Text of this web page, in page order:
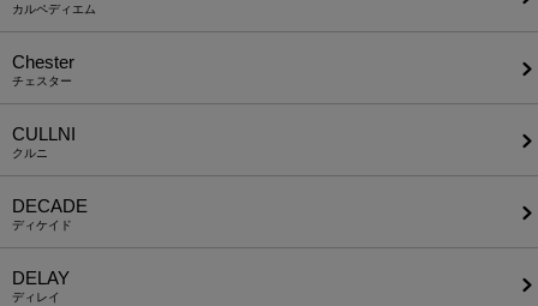
カルペディエム
Chester
チェスター
CULLNI
クルニ
DECADE
ディケイド
DELAY
ディレイ